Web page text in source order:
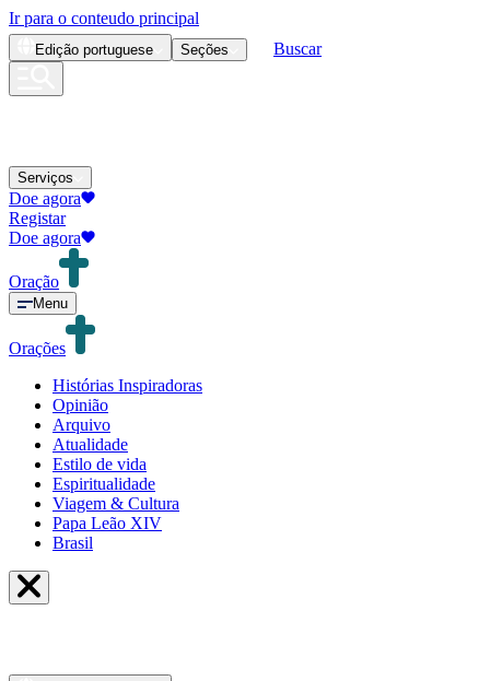
Ir para o conteudo principal
Edição portuguese Seções Buscar
Serviços
Doe agora
Registar
Doe agora
Oração
Menu
Orações
Histórias Inspiradoras
Opinião
Arquivo
Atualidade
Estilo de vida
Espiritualidade
Viagem & Cultura
Papa Leão XIV
Brasil